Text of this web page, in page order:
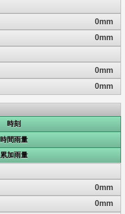
0mm
0mm
0mm
0mm
時刻
時間雨量
累加雨量
0mm
0mm